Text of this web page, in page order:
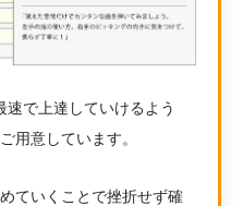
で上達していけるよう
用意しています。
ていくことで挫折せず確